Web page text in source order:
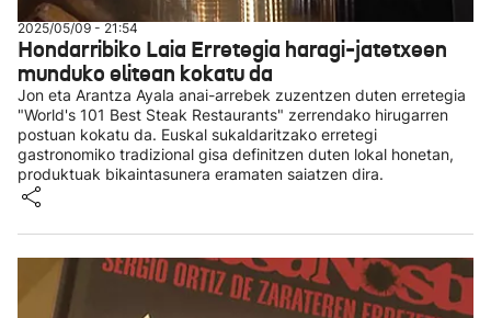
2025/05/09 - 21:54
Hondarribiko Laia Erretegia haragi-jatetxeen
munduko elitean kokatu da
Jon eta Arantza Ayala anai-arrebek zuzentzen duten erretegia
"World's 101 Best Steak Restaurants" zerrendako hirugarren
postuan kokatu da. Euskal sukaldaritzako erretegi
gastronomiko tradizional gisa definitzen duten lokal honetan,
produktuak bikaintasunera eramaten saiatzen dira.